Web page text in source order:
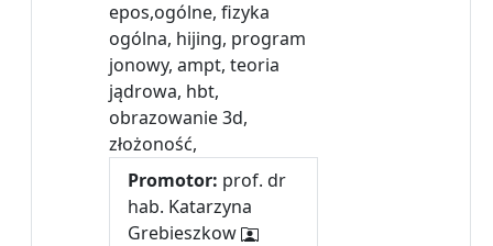
epos,ogólne, fizyka
ogólna, hijing, program
jonowy, ampt, teoria
jądrowa, hbt,
obrazowanie 3d,
złożoność,
Promotor: prof. dr
hab. Katarzyna
Grebieszkow